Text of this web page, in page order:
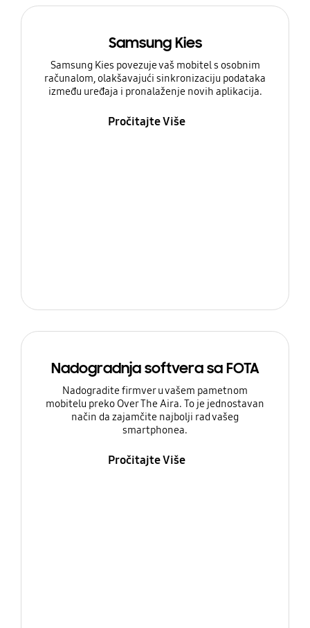
Samsung Kies
Samsung Kies povezuje vaš mobitel s osobnim
računalom, olakšavajući sinkronizaciju podataka
između uređaja i pronalaženje novih aplikacija.
Pročitajte Više
Nadogradnja softvera sa FOTA
Nadogradite firmver u vašem pametnom
mobitelu preko Over The Aira. To je jednostavan
način da zajamčite najbolji rad vašeg
smartphonea.
Pročitajte Više